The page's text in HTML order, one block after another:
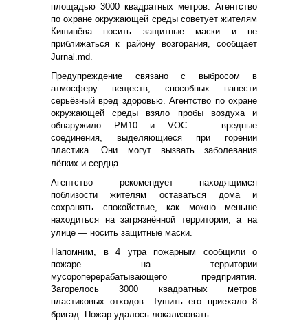
площадью 3000 квадратных метров. Агентство
по охране окружающей среды советует жителям
Кишинёва носить защитные маски и не
приближаться к району возгорания, сообщает
Jurnal.md.
Предупреждение связано с выбросом в
атмосферу веществ, способных нанести
серьёзный вред здоровью. Агентство по охране
окружающей среды взяло пробы воздуха и
обнаружило PM10 и VOC — вредные
соединения, выделяющиеся при горении
пластика. Они могут вызвать заболевания
лёгких и сердца.
Агентство рекомендует находящимся
поблизости жителям оставаться дома и
сохранять спокойствие, как можно меньше
находиться на загрязнённой территории, а на
улице — носить защитные маски.
Напомним, в 4 утра пожарным сообщили о
пожаре на территории
мусороперерабатывающего предприятия.
Загорелось 3000 квадратных метров
пластиковых отходов. Тушить его приехало 8
бригад. Пожар удалось локализовать.